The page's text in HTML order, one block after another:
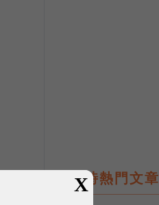
即時熱門文章
X